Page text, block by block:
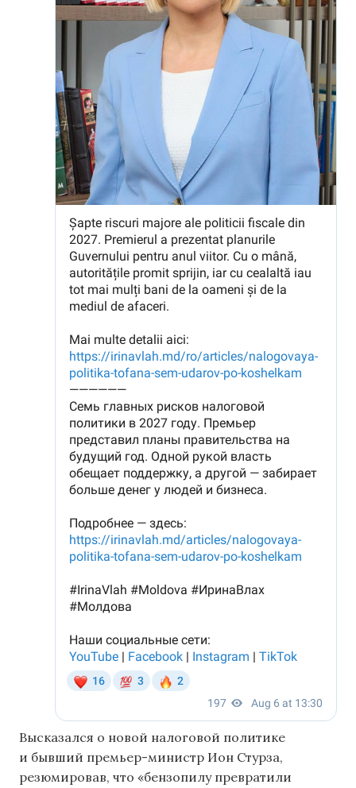
Высказался о новой налоговой политике
и бывший премьер-министр Ион Стурза,
резюмировав, что «бензопилу превратили